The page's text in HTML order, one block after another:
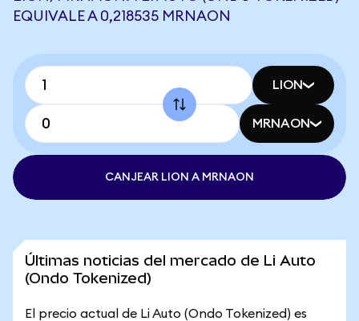
EQUIVALE A 0,218535 MRNAON
LION
MRNAON
CANJEAR LION A MRNAON
Últimas noticias del mercado de Li Auto
(Ondo Tokenized)
El precio actual de Li Auto (Ondo Tokenized) es